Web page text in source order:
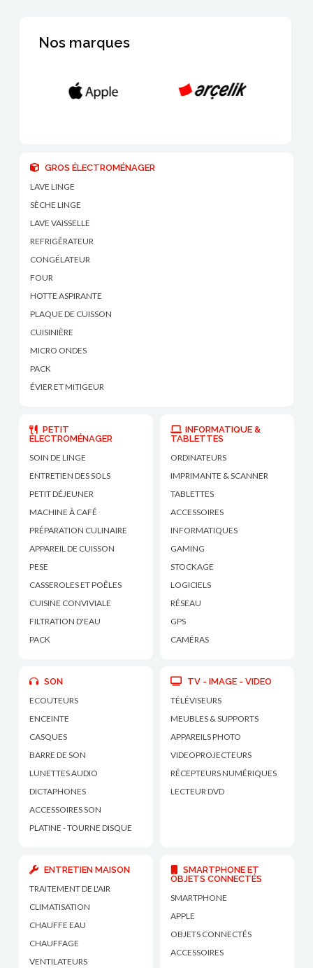
Nos marques
GROS ÉLECTROMÉNAGER
LAVE LINGE
SÈCHE LINGE
LAVE VAISSELLE
REFRIGÉRATEUR
CONGÉLATEUR
FOUR
HOTTE ASPIRANTE
PLAQUE DE CUISSON
CUISINIÈRE
MICRO ONDES
PACK
ÉVIER ET MITIGEUR
PETIT
ÉLECTROMÉNAGER
SOIN DE LINGE
ENTRETIEN DES SOLS
PETIT DÉJEUNER
MACHINE À CAFÉ
PRÉPARATION CULINAIRE
APPAREIL DE CUISSON
PESE
CASSEROLES ET POÊLES
CUISINE CONVIVIALE
FILTRATION D'EAU
PACK
INFORMATIQUE &
TABLETTES
ORDINATEURS
IMPRIMANTE & SCANNER
TABLETTES
ACCESSOIRES
INFORMATIQUES
GAMING
STOCKAGE
LOGICIELS
RÉSEAU
GPS
CAMÉRAS
SON
ECOUTEURS
ENCEINTE
CASQUES
BARRE DE SON
LUNETTES AUDIO
DICTAPHONES
ACCESSOIRES SON
PLATINE - TOURNE DISQUE
TV - IMAGE - VIDEO
TÉLÉVISEURS
MEUBLES & SUPPORTS
APPAREILS PHOTO
VIDEOPROJECTEURS
RÉCEPTEURS NUMÉRIQUES
LECTEUR DVD
ENTRETIEN MAISON
TRAITEMENT DE L'AIR
CLIMATISATION
CHAUFFE EAU
CHAUFFAGE
VENTILATEURS
SMARTPHONE ET
OBJETS CONNECTÉS
SMARTPHONE
APPLE
OBJETS CONNECTÉS
ACCESSOIRES